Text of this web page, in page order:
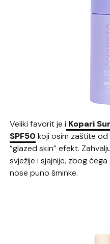
Veliki favorit je i Kopari
SPF50 koji osim zaštite
“glazed skin” efekt.
svježije i sjajnije, zbog
nose puno šminke.